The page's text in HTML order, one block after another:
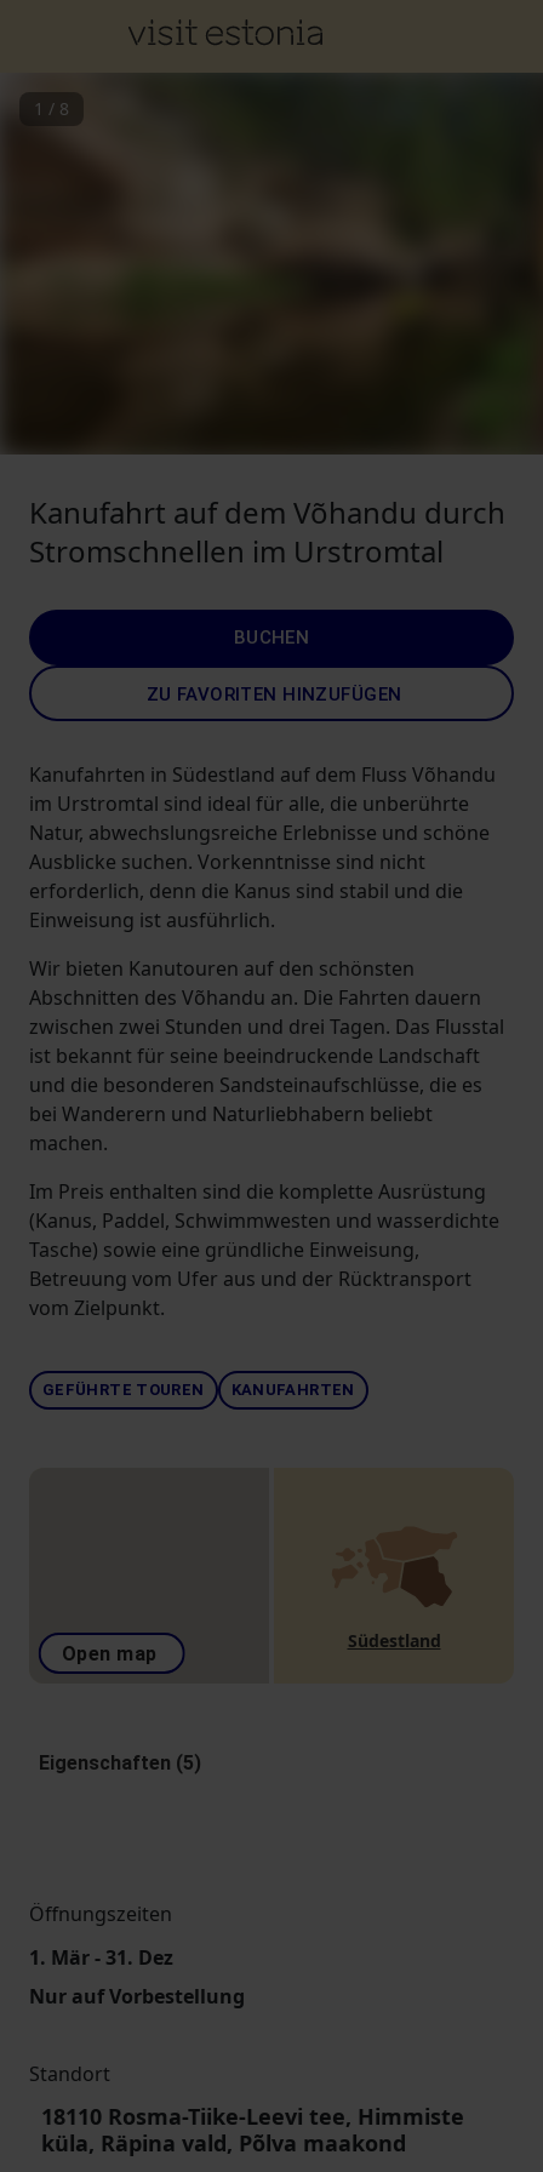
1 / 8
Kanufahrt auf dem Võhandu durch
Stromschnellen im Urstromtal
BUCHEN
ZU FAVORITEN HINZUFÜGEN
Kanufahrten in Südestland auf dem Fluss Võhandu
im Urstromtal sind ideal für alle, die unberührte
Natur, abwechslungsreiche Erlebnisse und schöne
Ausblicke suchen. Vorkenntnisse sind nicht
erforderlich, denn die Kanus sind stabil und die
Einweisung ist ausführlich.
Wir bieten Kanutouren auf den schönsten
Abschnitten des Võhandu an. Die Fahrten dauern
zwischen zwei Stunden und drei Tagen. Das Flusstal
ist bekannt für seine beeindruckende Landschaft
und die besonderen Sandsteinaufschlüsse, die es
bei Wanderern und Naturliebhabern beliebt
machen.
Im Preis enthalten sind die komplette Ausrüstung
(Kanus, Paddel, Schwimmwesten und wasserdichte
Tasche) sowie eine gründliche Einweisung,
Betreuung vom Ufer aus und der Rücktransport
vom Zielpunkt.
GEFÜHRTE TOUREN KANUFAHRTEN
Open map
Südestland
Eigenschaften (5)
Öffnungszeiten
1. Mär - 31. Dez
Nur auf Vorbestellung
Standort
18110 Rosma-Tiike-Leevi tee, Himmiste
küla, Räpina vald, Põlva maakond